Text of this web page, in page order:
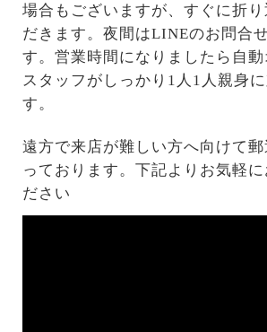
場合もございますが、すぐに折
だきます。夜間はLINEのお問合
す。営業時間になりましたら自動
スタッフがしっかり1人1人親身
す。
遠方で来店が難しい方へ向けて
っております。下記よりお気軽に
ださい